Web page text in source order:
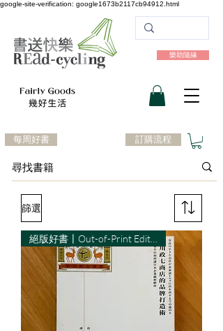
google-site-verification: google1673b2117cb94912.html
樂助隨緣
每周好書 訂購流程
篩選